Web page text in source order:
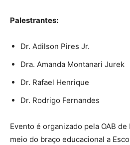
Palestrantes:
Dr. Adilson Pires Jr.
Dra. Amanda Montanari Jurek
Dr. Rafael Henrique
Dr. Rodrigo Fernandes
Evento é organizado pela OAB
meio do braço educacional a